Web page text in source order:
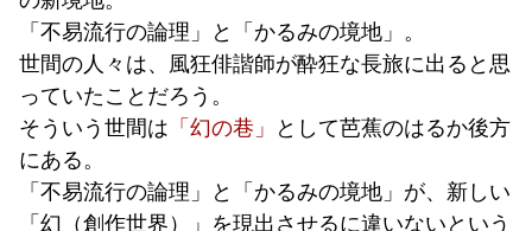
「不易流行の論理」と「かるみの境地」。
世間の人々は、風狂俳諧師が酔狂な長旅に出ると思
っていたことだろう。
そういう世間は 「幻の巷」
として芭蕉のはるか後方
にある。
「不易流行の論理」と「かるみの境地」が、新しい
「幻（創作世界）」を現出させるに違いないという